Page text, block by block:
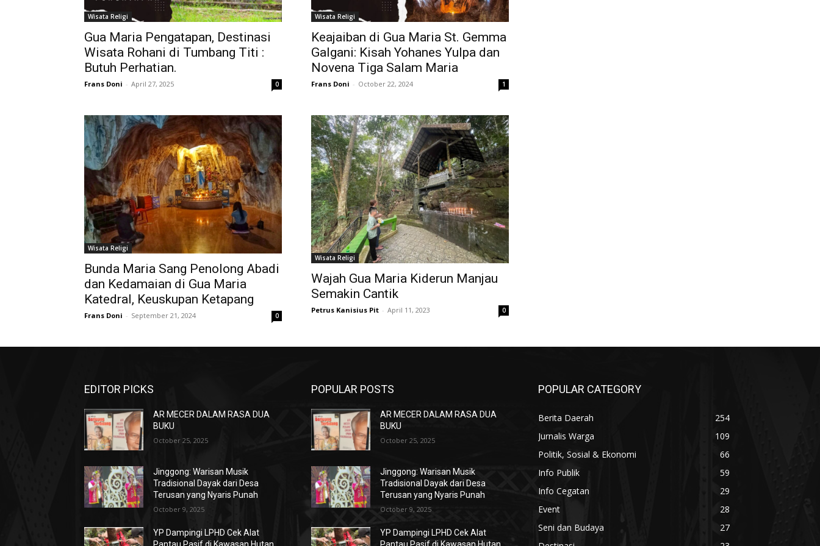
Wisata Religi
Gua Maria Pengatapan, Destinasi
Wisata Rohani di Tumbang Titi :
Butuh Perhatian.
Frans Doni - April 27, 2025 0
Wisata Religi
Keajaiban di Gua Maria St. Gemma
Galgani: Kisah Yohanes Yulpa dan
Novena Tiga Salam Maria
Frans Doni - October 22, 2024 1
Wisata Religi
Bunda Maria Sang Penolong Abadi
dan Kedamaian di Gua Maria
Katedral, Keuskupan Ketapang
Frans Doni - September 21, 2024 0
Wisata Religi
Wajah Gua Maria Kiderun Manjau
Semakin Cantik
Petrus Kanisius Pit - April 11, 2023 0
EDITOR PICKS
AR MECER DALAM RASA DUA
BUKU
October 25, 2025
Jinggong: Warisan Musik
Tradisional Dayak dari Desa
Terusan yang Nyaris Punah
October 9, 2025
YP Dampingi LPHD Cek Alat
POPULAR POSTS
AR MECER DALAM RASA DUA
BUKU
October 25, 2025
Jinggong: Warisan Musik
Tradisional Dayak dari Desa
Terusan yang Nyaris Punah
October 9, 2025
YP Dampingi LPHD Cek Alat
POPULAR CATEGORY
Berita Daerah
254
Jurnalis Warga
109
Politik, Sosial & Ekonomi
66
Info Publik
59
Info Cegatan
29
Event
28
Seni dan Budaya
27